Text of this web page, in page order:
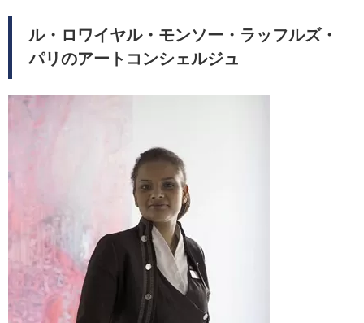
ル・ロワイヤル・モンソー・ラッフルズ・
パリのアートコンシェルジュ